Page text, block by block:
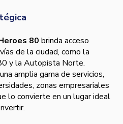
80 brinda acceso
de la ciudad, como la
y la Autopista Norte.
amplia gama de servicios,
zonas empresariales
lo convierte en un lugar ideal